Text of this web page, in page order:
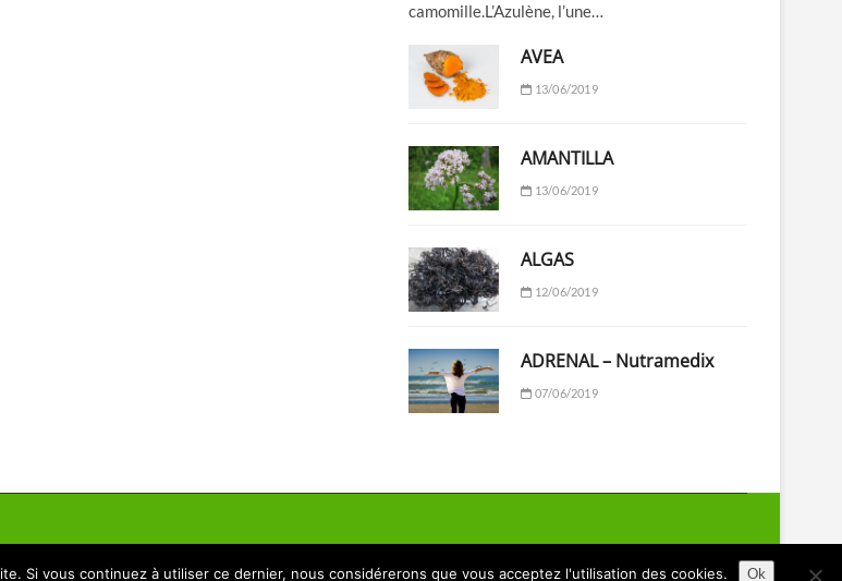
camomille.L’Azulène, l’une…
AVEA
13/06/2019
AMANTILLA
13/06/2019
ALGAS
12/06/2019
ADRENAL – Nutramedix
07/06/2019
Si vous continuez à utiliser ce dernier, nous considérerons que vous acceptez l'utilisation des cookies. Ok